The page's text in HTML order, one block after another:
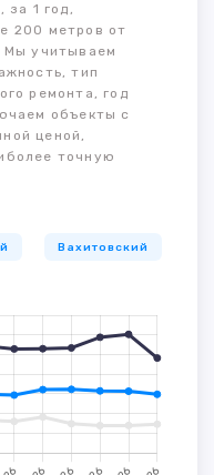
за 1 год,
200 метров от
Мы учитываем
тип
ремонта, год
объекты с
ценой,
точную
Вахитовский